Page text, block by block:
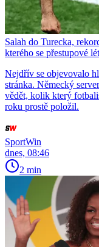
Salah do Turecka,
kterého se přestupové
Nejdřív se objevovalo
stránka. Německý
vědět, kolik který
roku prostě položil.
SportWin
dnes, 08:46
2 min